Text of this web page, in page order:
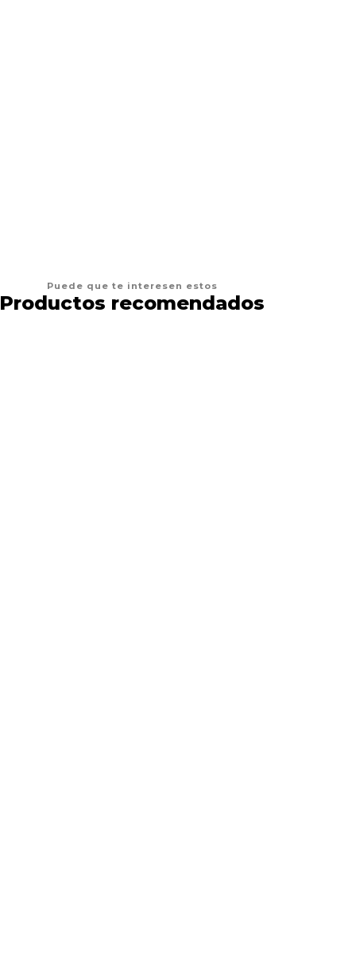
Puede que te interesen estos
Productos recomendados